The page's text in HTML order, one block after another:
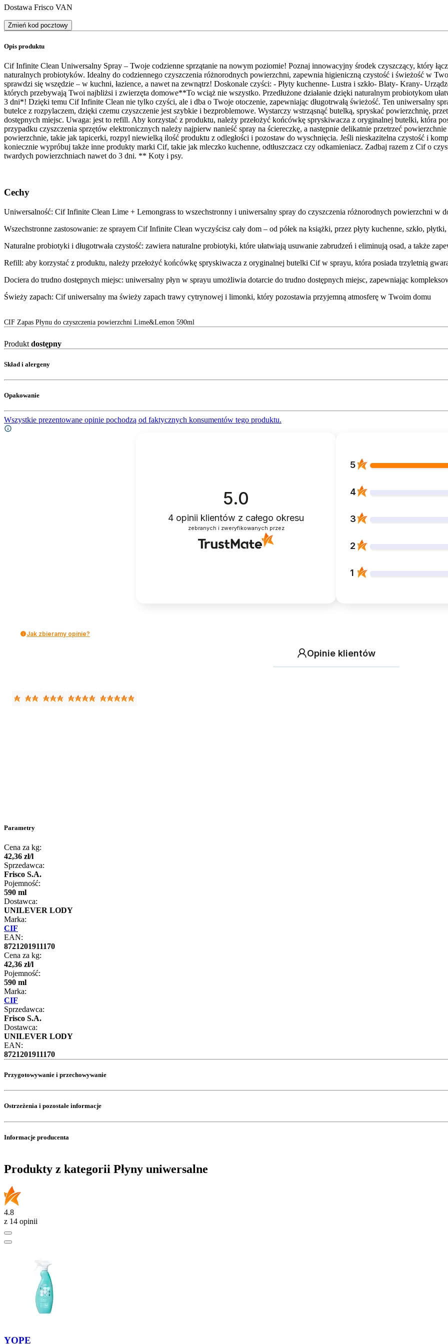
Dostawa Frisco VAN
Zmień kod pocztowy
Opis produktu
Cif Infinite Clean Uniwersalny Spray – Twoje codzienne sprzątanie na nowym poziomie! Poznaj innowacyjny środek czyszczący, który
naturalnych probiotyków. Idealny do codziennego czyszczenia różnorodnych powierzchni, zapewnia higieniczną czystość i świeżość w
sprawdzi się wszędzie – w kuchni, łazience, a nawet na zewnątrz! Doskonale czyści: - Płyty kuchenne​- Lustra i szkło​- Blaty​- Krany​-
których przebywają Twoi najbliżsi i zwierzęta domowe**​To wciąż nie wszystko. Przedłużone działanie dzięki naturalnym probiotykom
3 dni*! Dzięki temu Cif Infinite Clean nie tylko czyści, ale i dba o Twoje otoczenie, zapewniając długotrwałą świeżość. Ten uniwersalny
butelce z rozpylaczem, dzięki czemu czyszczenie jest szybkie i bezproblemowe. Wystarczy wstrząsnąć butelką, spryskać powierzchnię,
dostępnych miejsc. ​Uwaga: jest to refill. Aby korzystać z produktu, należy przełożyć końcówkę spryskiwacza z oryginalnej butelki, która
przypadku czyszczenia sprzętów elektronicznych należy najpierw nanieść spray na ściereczkę, a następnie delikatnie przetrzeć
powierzchnie, takie jak tapicerki, rozpyl niewielką ilość produktu z odległości i pozostaw do wyschnięcia.​ Jeśli nieskazitelna czystość i
koniecznie wypróbuj także inne produkty marki Cif, takie jak mleczko kuchenne, odtłuszczacz czy odkamieniacz. Zadbaj razem z Cif o
twardych powierzchniach nawet do 3 dni. ** Koty i psy.
Cechy
Uniwersalność: ​Cif Infinite Clean Lime + Lemongrass to wszechstronny i uniwersalny spray do czyszczenia różnorodnych powierzchni w
Wszechstronne zastosowanie: ​ze sprayem Cif Infinite Clean wyczyścisz cały dom – od półek na książki, przez płyty kuchenne, szkło,
Naturalne probiotyki i długotrwała czystość: zawiera naturalne probiotyki, które ułatwiają usuwanie zabrudzeń i eliminują osad, a także
Refill: aby korzystać z produktu, należy przełożyć końcówkę spryskiwacza z oryginalnej butelki Cif w sprayu, która posiada trzyletnią
Dociera do trudno dostępnych miejsc: uniwersalny płyn w sprayu umożliwia dotarcie do trudno dostępnych miejsc, zapewniając
Świeży zapach: Cif uniwersalny ma świeży zapach trawy cytrynowej i limonki, który pozostawia przyjemną atmosferę w Twoim domu
CIF Zapas Płynu do czyszczenia powierzchni Lime&Lemon 590ml
Produkt dostępny
Skład i alergeny
Opakowanie
Wszystkie prezentowane opinie pochodzą od faktycznych konsumentów tego produktu.
5.0
4 opinii klientów z całego okresu
zebranych i zweryfikowanych przez
5
4
3
2
1
Jak zbieramy opinie?
Opinie klientów
Parametry
Cena za kg:
42,36 zł/l
Sprzedawca:
Frisco S.A.
Pojemność:
590 ml
Dostawca:
UNILEVER LODY
Marka:
CIF
EAN:
8721201911170
Cena za kg:
42,36 zł/l
Pojemność:
590 ml
Marka:
CIF
Sprzedawca:
Frisco S.A.
Dostawca:
UNILEVER LODY
EAN:
8721201911170
Przygotowywanie i przechowywanie
Ostrzeżenia i pozostałe informacje
Informacje producenta
Produkty z kategorii Płyny uniwersalne
4.8
z 14 opinii
YOPE